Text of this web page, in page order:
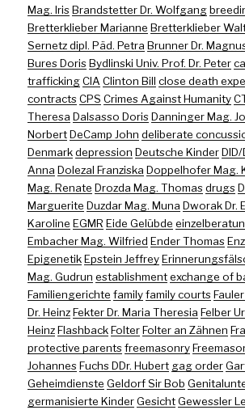
Mag. Iris Brandstetter Dr. Wolfgang
Bretterklieber Marianne Bretterklieber
Sernetz dipl. Päd. Petra Brunner Dr.
Bures Doris Bydlinski Univ. Prof. Dr. Peter
trafficking CIA Clinton Bill close death
contracts CPS Crimes Against Humanity
Theresa Dalsasso Doris Danninger Mag.
Norbert DeCamp John deliberate
Denmark depression Deutsche Kinder DID/
Anna Dolezal Franziska Doppelhofer Mag.
Mag. Renate Drozda Mag. Thomas drugs
Marguerite Duzdar Mag. Muna Dworak Dr.
Karoline EGMR Eide Gelübde
Embacher Mag. Wilfried Ender Thomas
Epigenetik Epstein Jeffrey
Mag. Gudrun establishment exchange of
Familiengerichte family family courts
Dr. Heinz Fekter Dr. Maria Theresia Felber
Heinz Flashback Folter Folter an Zähnen
protective parents freemasonry
Johannes Fuchs DDr. Hubert gag order
Geheimdienste Geldorf Sir Bob
germanisierte Kinder Gesicht Gewessler